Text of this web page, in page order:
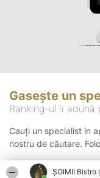
ȘOIMII Bistro
Gasește un
Ranking-ul îi
Cauți un specialist in
nostru de căutare.